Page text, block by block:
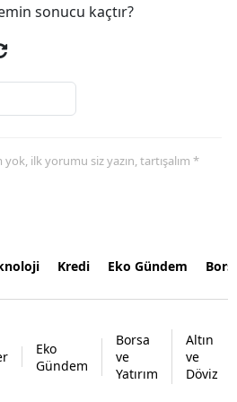
sonucu kaçtır?
ilk yorumu siz yazın, tartışalım *
Kredi Eko Gündem
Eko
Gündem
Borsa
ve
Yatırım
Altın
ve
Döviz